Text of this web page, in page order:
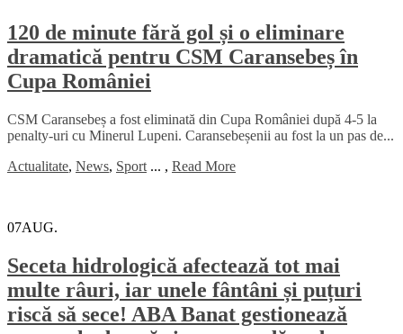
120 de minute fără gol și o eliminare
dramatică pentru CSM Caransebeș în
Cupa României
CSM Caransebeș a fost eliminată din Cupa României după 4-5 la
penalty-uri cu Minerul Lupeni. Caransebeșenii au fost la un pas de...
Actualitate, News, Sport ... , Read More
07AUG.
Seceta hidrologică afectează tot mai
multe râuri, iar unele fântâni și puțuri
riscă să sece! ABA Banat gestionează